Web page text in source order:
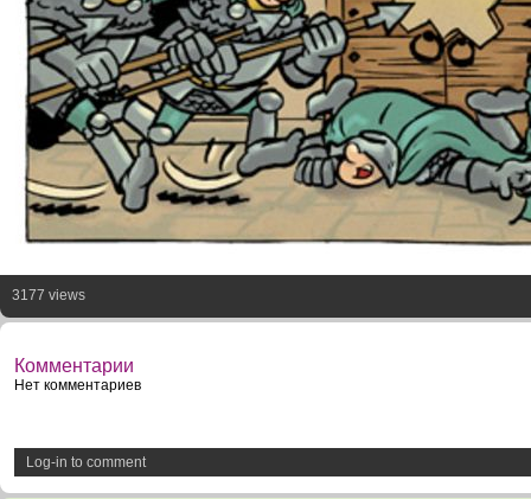
3177 views
Комментарии
Нет комментариев
Log-in to comment